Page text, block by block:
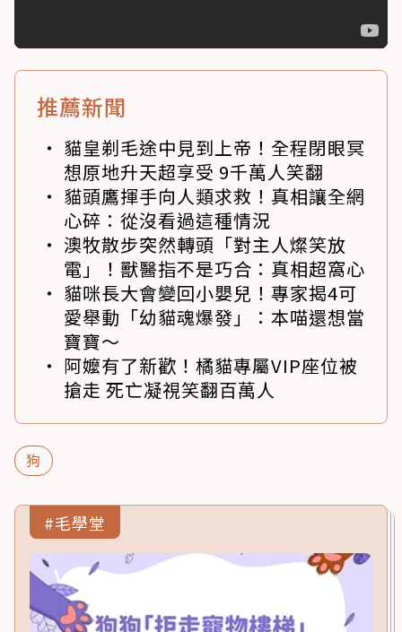
推薦新聞
貓皇剃毛途中見到上帝！全程閉眼冥
想原地升天超享受 9千萬人笑翻
貓頭鷹揮手向人類求救！真相讓全網
心碎：從沒看過這種情況
澳牧散步突然轉頭「對主人燦笑放
電」！獸醫指不是巧合：真相超窩心
貓咪長大會變回小嬰兒！專家揭4可
愛舉動「幼貓魂爆發」：本喵還想當
寶寶～
阿嬤有了新歡！橘貓專屬VIP座位被
搶走 死亡凝視笑翻百萬人
狗
#毛學堂